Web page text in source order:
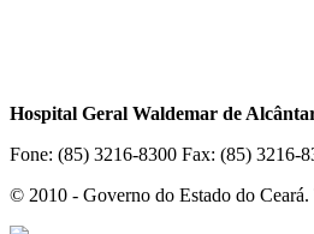
Hospital Geral Waldemar de
Fone: (85) 3216-8300 Fax: (85) 3216-
© 2010 - Governo do Estado do